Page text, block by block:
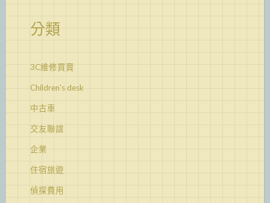
分類
3C維修買賣
Children's desk
中古車
交友聯誼
企業
住宿旅遊
偵探費用